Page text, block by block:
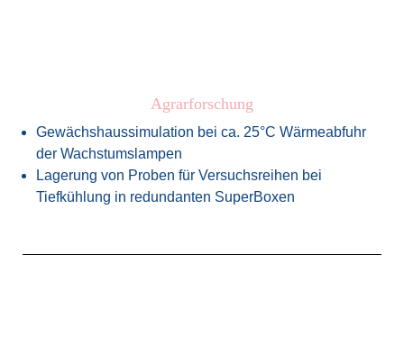
Agrarforschung
Gewächshaussimulation bei ca. 25°C Wärmeabfuhr
der Wachstumslampen
Lagerung von Proben für Versuchsreihen bei
Tiefkühlung in redundanten SuperBoxen